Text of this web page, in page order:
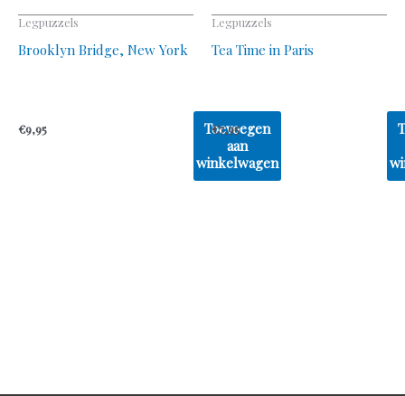
Legpuzzels
Brooklyn Bridge, New York
€9,95
Toevoegen
aan
winkelwagen
Legpuzzels
Tea Time in Paris
€7,95